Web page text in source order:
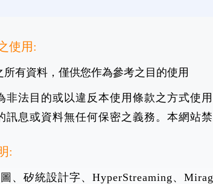
使用:
所有資料，僅供您作為參考之目的使用
非法目的或以違反本使用條款之方式使
訊息或資料無任何保密之義務。本網站
:
、矽統設計字、HyperStreaming、